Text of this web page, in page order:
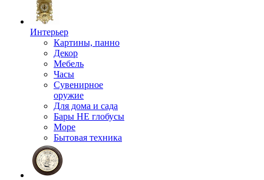
Интерьер
Картины, панно
Декор
Мебель
Часы
Сувенирное
оружие
Для дома и сада
Бары НЕ глобусы
Море
Бытовая техника